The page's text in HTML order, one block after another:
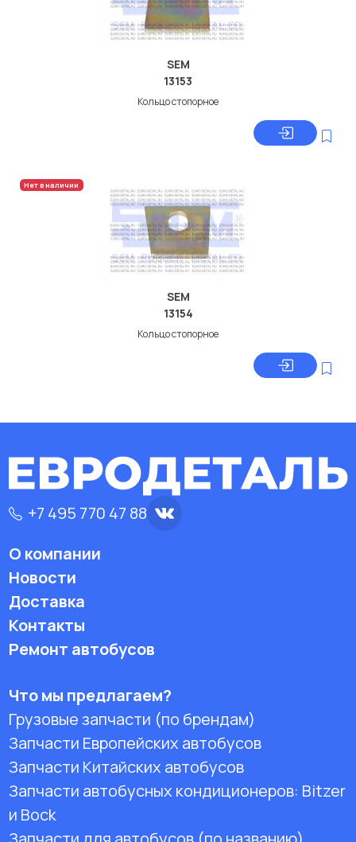
SEM
13153
Кольцо стопорное
Нет в наличии
SEM
13154
Кольцо стопорное
+7 495 770 47 88
О компании
Новости
Доставка
Контакты
Ремонт автобусов
Что мы предлагаем?
Грузовые запчасти (по брендам)
Запчасти Европейских автобусов
Запчасти Китайских автобусов
Запчасти автобусных кондиционеров: Bitzer
и Bock